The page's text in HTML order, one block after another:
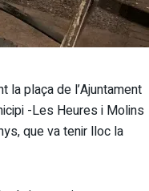
plaça de l’Ajuntament
-Les Heures i Molins
que va tenir lloc la